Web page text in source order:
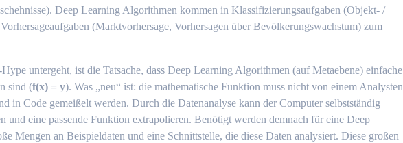
Deep Learning Algorithmen kommen in Klassifizierungsaufgaben (Objekt- /
(Marktvorhersage, Vorhersagen über Bevölkerungswachstum) zum
untergeht, ist die Tatsache, dass Deep Learning Algorithmen (auf Metaebene) einfache
sind (f(x) = y). Was „neu“ ist: die mathematische Funktion muss nicht von einem Analysten
in Code gemeißelt werden. Durch die Datenanalyse kann der Computer selbstständig
und eine passende Funktion extrapolieren. Benötigt werden demnach für eine Deep
Mengen an Beispieldaten und eine Schnittstelle, die diese Daten analysiert. Diese großen